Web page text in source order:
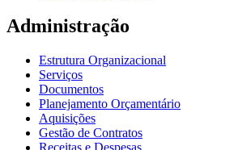
Administração
Estrutura Organizacional
Serviços
Documentos
Planejamento Orçamentário
Aquisições
Gestão de Contratos